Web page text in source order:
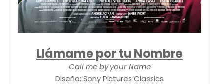
Llámame por tu Nombre
Call me by your Name
Diseño: Sony Pictures Classics